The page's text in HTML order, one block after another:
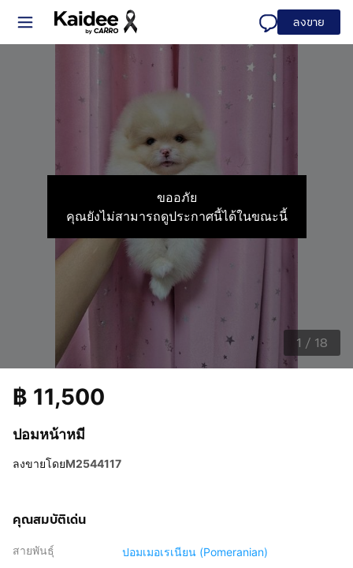
ลงขาย
ขออภัย
คุณยังไม่สามารถดูประกาศนี้ได้ในขณะนี้
1 / 18
ปอมหน้าหมี
฿ 11,500
ลงขายโดยM2544117
คุณสมบัติเด่น
สายพันธุ์ ปอมเมอเรเนียน (Pomeranian)